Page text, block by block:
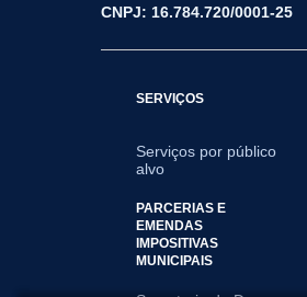
CNPJ: 16.784.720/0001-25
SERVIÇOS
Serviços por público
alvo
PARCERIAS E
EMENDAS
IMPOSITIVAS
MUNICIPAIS